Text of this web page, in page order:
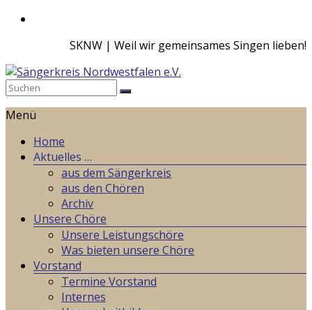
Zum
SKNW | Weil wir gemeinsames Singen lieben!
Sängerkreis
Nordwestfalen
Weil
gemeinsames
Singen
lieben!
Menü
Home
Aktuelles …
aus dem Sängerkreis
aus den Chören
Archiv
Unsere Chöre
Unsere Leistungschöre
Was bieten unsere Chöre
Vorstand
Termine Vorstand
Internes